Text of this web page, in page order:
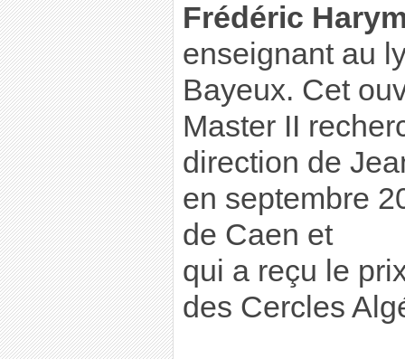
Frédéric
enseignant au
Bayeux. Cet
Master II
direction de
en septembre
de Caen et
qui a reçu le
des Cercles